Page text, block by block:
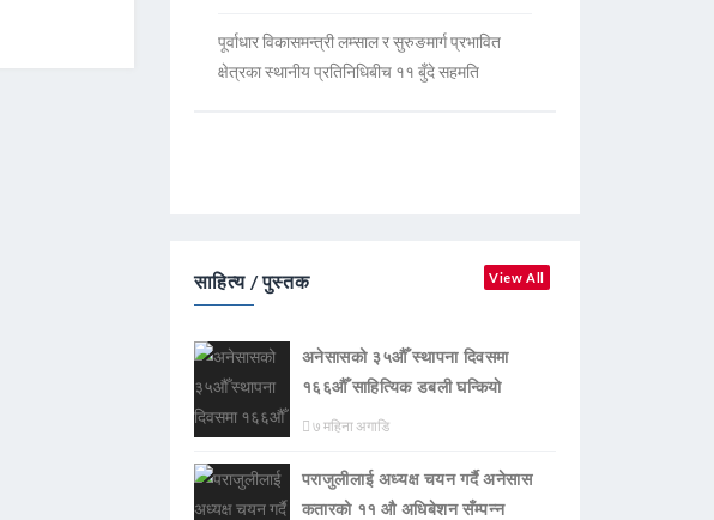
पूर्वाधार विकासमन्त्री लम्साल र सुरुङमार्ग प्रभावित
क्षेत्रका स्थानीय प्रतिनिधिबीच ११ बुँदे सहमति
साहित्य / पुस्तक View All
अनेसासको ३५औँ स्थापना दिवसमा
१६६औँ साहित्यिक डबली घन्कियाे
७ महिना अगाडि
पराजुलीलाई अध्यक्ष चयन गर्दै अनेसास
कतारको ११ औ अधिबेशन सँम्पन्न